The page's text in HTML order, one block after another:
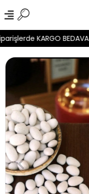
KARGO BEDAVA !